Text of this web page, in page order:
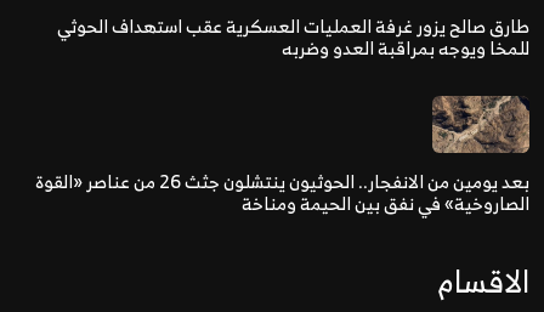
طارق صالح يزور غرفة العمليات العسكرية عقب استهداف الحوثي
للمخا ويوجه بمراقبة العدو وضربه
بعد يومين من الانفجار.. الحوثيون ينتشلون جثث 26 من عناصر «القوة
الصاروخية» في نفق بين الحيمة ومناخة
الاقسام